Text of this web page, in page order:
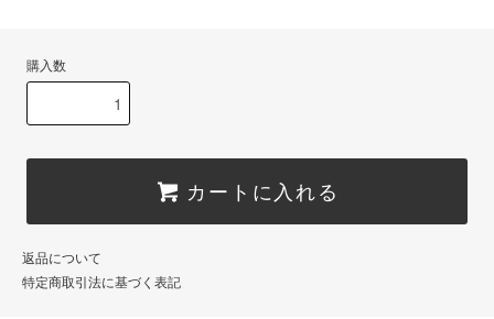
購入数
カートに入れる
返品について
特定商取引法に基づく表記